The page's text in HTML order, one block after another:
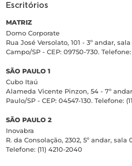
Escritórios
MATRIZ
Domo Corporate
Rua José Versolato, 101 - 3º andar,
Campo/SP - CEP: 09750-730. Telefone:
SÃO PAULO 1
Cubo Itaú
Alameda Vicente Pinzon, 54 - 7º
Paulo/SP - CEP: 04547-130. Telefone:
SÃO PAULO 2
Inovabra
R. da Consolação, 2302, 5º andar, sala
Telefone: (11) 4210-2040